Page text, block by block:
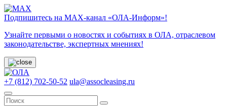
Подпишитесь на МАХ-канал «ОЛА-Информ»!
Узнайте первыми о новостях и событиях в ОЛА, отраслевом
законодательстве, экспертных мнениях!
+7 (812) 702-50-52 ula@assocleasing.ru